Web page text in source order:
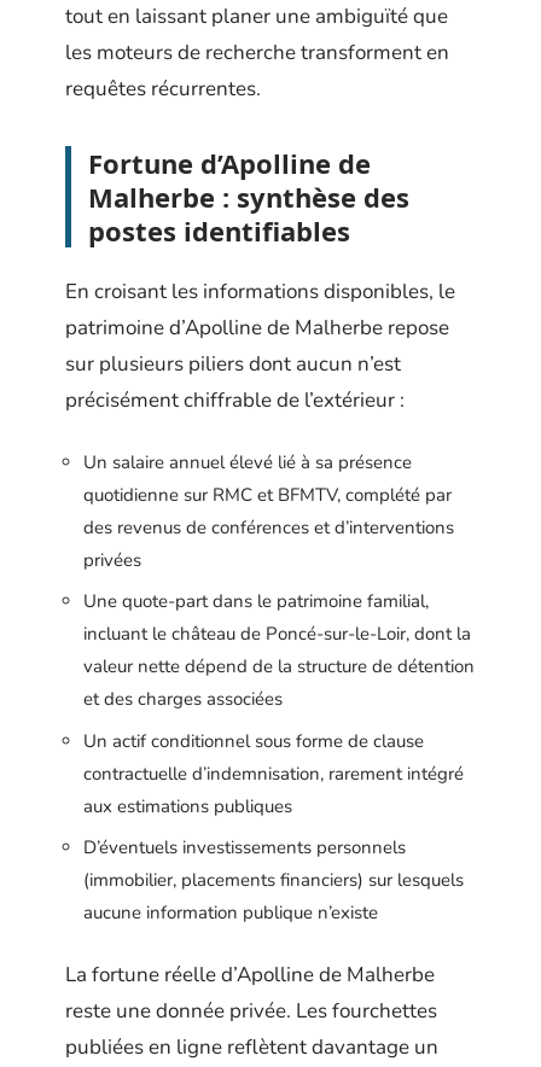
tout en laissant planer une ambiguïté que
les moteurs de recherche transforment en
requêtes récurrentes.
Fortune d’Apolline de
Malherbe : synthèse des
postes identifiables
En croisant les informations disponibles, le
patrimoine d’Apolline de Malherbe repose
sur plusieurs piliers dont aucun n’est
précisément chiffrable de l’extérieur :
Un salaire annuel élevé lié à sa présence
quotidienne sur RMC et BFMTV, complété par
des revenus de conférences et d’interventions
privées
Une quote-part dans le patrimoine familial,
incluant le château de Poncé-sur-le-Loir, dont la
valeur nette dépend de la structure de détention
et des charges associées
Un actif conditionnel sous forme de clause
contractuelle d’indemnisation, rarement intégré
aux estimations publiques
D’éventuels investissements personnels
(immobilier, placements financiers) sur lesquels
aucune information publique n’existe
La fortune réelle d’Apolline de Malherbe
reste une donnée privée. Les fourchettes
publiées en ligne reflètent davantage un